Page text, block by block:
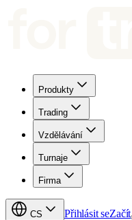
Produkty
Trading
Vzdělávání
Turnaje
Firma
CS Přihlásit seZačít